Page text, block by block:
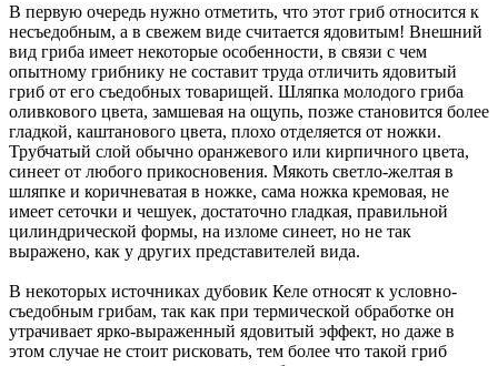
В первую очередь нужно отметить, что этот гриб относится к
несъедобным, а в свежем виде считается ядовитым! Внешний
вид гриба имеет некоторые особенности, в связи с чем
опытному грибнику не составит труда отличить ядовитый
гриб от его съедобных товарищей. Шляпка молодого гриба
оливкового цвета, замшевая на ощупь, позже становится более
гладкой, каштанового цвета, плохо отделяется от ножки.
Трубчатый слой обычно оранжевого или кирпичного цвета,
синеет от любого прикосновения. Мякоть светло-желтая в
шляпке и коричневатая в ножке, сама ножка кремовая, не
имеет сеточки и чешуек, достаточно гладкая, правильной
цилиндрической формы, на изломе синеет, но не так
выражено, как у других представителей вида.
В некоторых источниках дубовик Келе относят к условно-
съедобным грибам, так как при термической обработке он
утрачивает ярко-выраженный ядовитый эффект, но даже в
этом случае не стоит рисковать, тем более что такой гриб